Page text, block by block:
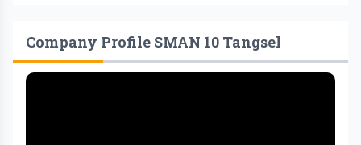
Company Profile SMAN 10 Tangsel